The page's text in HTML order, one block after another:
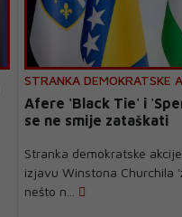
STRANKA DEMOKRATSKE
Afere 'Black Tie' i
se ne smije zataškati
Stranka demokratske
izjavu Winstona Churchila
nešto n...